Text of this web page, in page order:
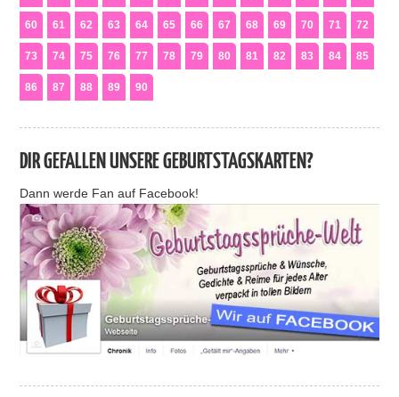
60 61 62 63 64 65 66 67 68 69 70 71 72
73 74 75 76 77 78 79 80 81 82 83 84 85
86 87 88 89 90
DIR GEFALLEN UNSERE GEBURTSTAGSKARTEN?
Dann werde Fan auf Facebook!